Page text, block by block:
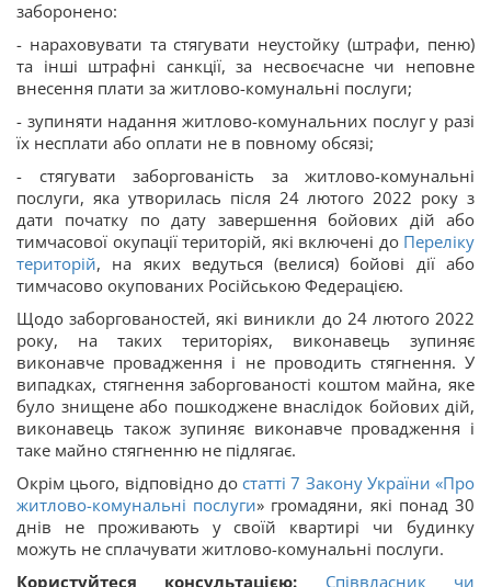
заборонено:
- нараховувати та стягувати неустойку (штрафи, пеню)
та інші штрафні санкції, за несвоєчасне чи неповне
внесення плати за житлово-комунальні послуги;
- зупиняти надання житлово-комунальних послуг у разі
їх несплати або оплати не в повному обсязі;
- стягувати заборгованість за житлово-комунальні
послуги, яка утворилась після 24 лютого 2022 року з
дати початку по дату завершення бойових дій або
тимчасової окупації територій, які включені до Переліку
територій, на яких ведуться (велися) бойові дії або
тимчасово окупованих Російською Федерацією.
Щодо заборгованостей, які виникли до 24 лютого 2022
року, на таких територіях, виконавець зупиняє
виконавче провадження і не проводить стягнення. У
випадках, стягнення заборгованості коштом майна, яке
було знищене або пошкоджене внаслідок бойових дій,
виконавець також зупиняє виконавче провадження і
таке майно стягненню не підлягає.
Окрім цього, відповідно до статті 7 Закону України «Про
житлово-комунальні послуги» громадяни, які понад 30
днів не проживають у своїй квартирі чи будинку
можуть не сплачувати житлово-комунальні послуги.
Користуйтеся консультацією:
Співвласник чи